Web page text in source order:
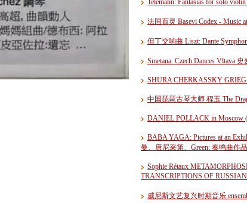
Telemann: Fantasias for solo
法国百灵 Basevi Codex - Music
但丁交响曲 Liszt: Dante
Smetana: Czech Dances Vltava
SHURA CHERKASSKY
中国琵琶古琴大师 程玉 The
DANIEL POLLACK in Moscow
BABA YAGA: Pictures at an
曼、唐尼采第、Green: 奏鸣曲作品
Sophie Rétaux
TRANSCRIPTIONS OF
威尼斯文艺复兴时期音乐